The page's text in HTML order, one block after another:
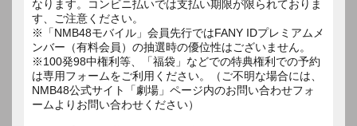
なります。コンビニ払いでは支払い期限が限られておりま
す、ご注意ください。
※「NMB48モバイル」会員先行ではFANY IDプレミアムメ
ンバー（有料会員）の抽選時の優位性はございません。
※100発98中権利等、「福袋」などでの特典権利での予約
は専用フォームをご利用ください。（ご不明な場合には、
NMB48公式サイト「劇場」ページ内のお問い合わせフォ
ームよりお問い合わせください）